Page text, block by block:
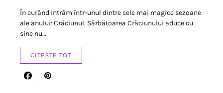
În curând intrăm într-unul dintre cele mai magice sezoane
ale anului: Crăciunul. Sărbătoarea Crăciunului aduce cu
sine nu…
CITESTE TOT